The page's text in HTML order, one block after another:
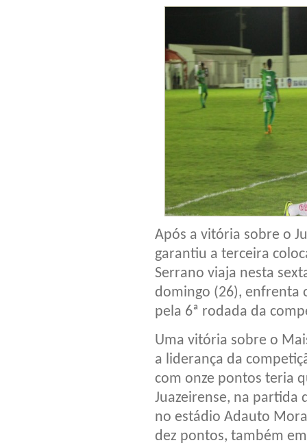
Após a vitória sobre o
garantiu a terceira
Serrano viaja nesta
domingo (26), enfrenta
pela 6ª rodada da
Uma vitória sobre o
a liderança da
com onze pontos teria
Juazeirense, na partida
no estádio Adauto
dez pontos, também